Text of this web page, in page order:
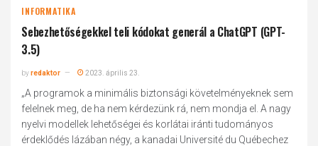
INFORMATIKA
Sebezhetőségekkel teli kódokat generál a ChatGPT (GPT-
3.5)
byredaktor 2023. április 23.
„A programok a minimális biztonsági követelményeknek sem
felelnek meg, de ha nem kérdezünk rá, nem mondja el. A nagy
nyelvi modellek lehetőségei és korlátai iránti tudományos
érdeklődés lázában négy, a kanadai Université du Québechez